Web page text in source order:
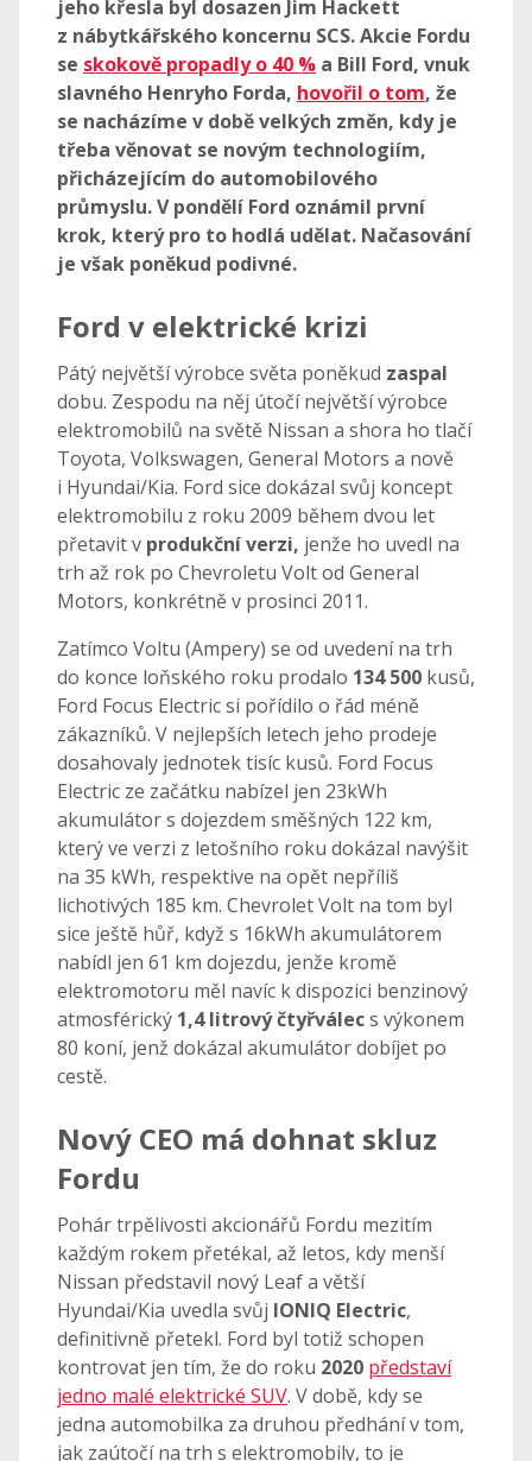
jeho křesla byl dosazen Jim Hackett
z nábytkářského koncernu SCS. Akcie Fordu
se skokově propadly o 40 % a Bill Ford, vnuk
slavného Henryho Forda, hovořil o tom, že
se nacházíme v době velkých změn, kdy je
třeba věnovat se novým technologiím,
přicházejícím do automobilového
průmyslu. V pondělí Ford oznámil první
krok, který pro to hodlá udělat. Načasování
je však poněkud podivné.
Ford v elektrické krizi
Pátý největší výrobce světa poněkud zaspal
dobu. Zespodu na něj útočí největší výrobce
elektromobilů na světě Nissan a shora ho tlačí
Toyota, Volkswagen, General Motors a nově
i Hyundai/Kia. Ford sice dokázal svůj koncept
elektromobilu z roku 2009 během dvou let
přetavit v produkční verzi, jenže ho uvedl na
trh až rok po Chevroletu Volt od General
Motors, konkrétně v prosinci 2011.
Zatímco Voltu (Ampery) se od uvedení na trh
do konce loňského roku prodalo 134 500 kusů,
Ford Focus Electric si pořídilo o řád méně
zákazníků. V nejlepších letech jeho prodeje
dosahovaly jednotek tisíc kusů. Ford Focus
Electric ze začátku nabízel jen 23kWh
akumulátor s dojezdem směšných 122 km,
který ve verzi z letošního roku dokázal navýšit
na 35 kWh, respektive na opět nepříliš
lichotivých 185 km. Chevrolet Volt na tom byl
sice ještě hůř, když s 16kWh akumulátorem
nabídl jen 61 km dojezdu, jenže kromě
elektromotoru měl navíc k dispozici benzinový
atmosférický 1,4 litrový čtyřválecs výkonem
80 koní, jenž dokázal akumulátor dobíjet po
cestě.
Nový CEO má dohnat skluz
Fordu
Pohár trpělivosti akcionářů Fordu mezitím
každým rokem přetékal, až letos, kdy menší
Nissan představil nový Leaf a větší
Hyundai/Kia uvedla svůj IONIQ Electric,
definitivně přetekl. Ford byl totiž schopen
kontrovat jen tím, že do roku 2020 představí
jedno malé elektrické SUV. V době, kdy se
jedna automobilka za druhou předhání v tom,
jak zaútočí na trh s elektromobily, to je